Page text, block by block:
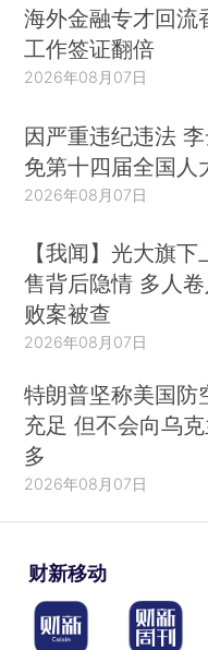
海外金融专才回流
工作签证翻倍
2026年08月07日
因严重违纪违法
免第十四届全国人
2026年08月07日
【我闻】光大旗
售背后隐情 多人
败案被查
2026年08月07日
特朗普坚称美国防
充足 但不会向乌
多
2026年08月07日
财新移动